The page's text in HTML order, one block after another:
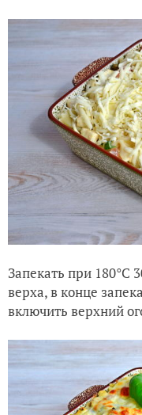
Запекать при 180°C
верха, в конце
включить верхний